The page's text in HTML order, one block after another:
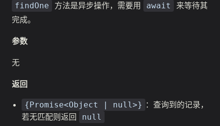
findOne 方法是异步操作，需要用 await
来等待其
完成。
参数
无
返回
{Promise<Object | null>} ：查询到的记录，
若无匹配则返回
null